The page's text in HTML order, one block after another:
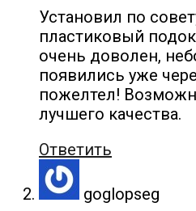
Установил по
пластиковый
очень доволен,
появились уже
пожелтел!
лучшего качества.
Ответить
goglopseg